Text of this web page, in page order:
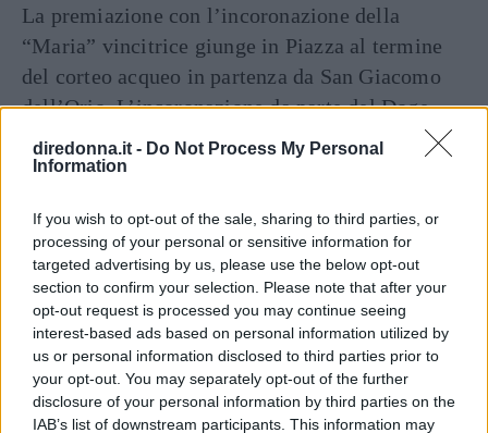
diredonna.it - Do Not Process My Personal
Information
If you wish to opt-out of the sale, sharing to third parties, or
processing of your personal or sensitive information for
targeted advertising by us, please use the below opt-out
section to confirm your selection. Please note that after your
opt-out request is processed you may continue seeing
interest-based ads based on personal information utilized by
us or personal information disclosed to third parties prior to
your opt-out. You may separately opt-out of the further
disclosure of your personal information by third parties on the
IAB’s list of downstream participants. This information may
La premiazione con l’incoronazione della
“Maria” vincitrice giunge in Piazza al termine
del corteo acqueo in partenza da San Giacomo
dell’Orio. L’incoronazione da parte del Doge
premia la damigella più dolce e aggraziata.
dalle 17:00 alle 18:00, Piazza San
Marco
Un tributo al Leone alato di San Marco, che
salirà sul Campanile dipinto su di un grande telo
scenografico per volare sopra il pubblico in
piazza. Ad accoglierlo sul palco di Piazza San